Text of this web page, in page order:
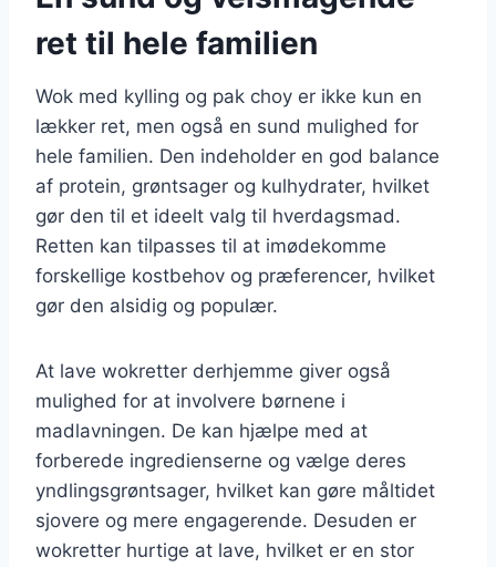
ret til hele familien
Wok med kylling og pak choy er ikke kun en
lækker ret, men også en sund mulighed for
hele familien. Den indeholder en god balance
af protein, grøntsager og kulhydrater, hvilket
gør den til et ideelt valg til hverdagsmad.
Retten kan tilpasses til at imødekomme
forskellige kostbehov og præferencer, hvilket
gør den alsidig og populær.
At lave wokretter derhjemme giver også
mulighed for at involvere børnene i
madlavningen. De kan hjælpe med at
forberede ingredienserne og vælge deres
yndlingsgrøntsager, hvilket kan gøre måltidet
sjovere og mere engagerende. Desuden er
wokretter hurtige at lave, hvilket er en stor